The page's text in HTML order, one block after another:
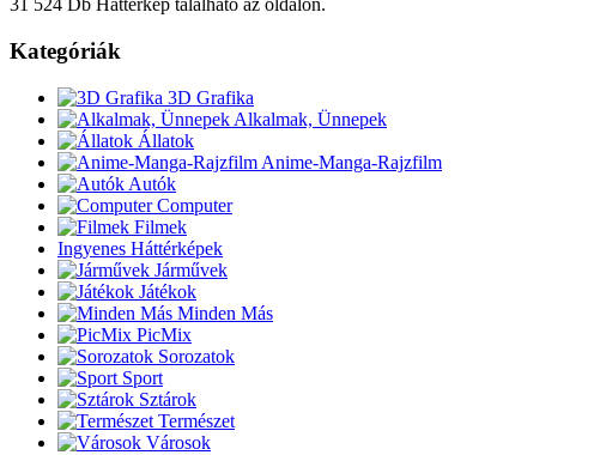
31 524 Db Háttérkép található az oldalon.
Kategóriák
3D Grafika
Alkalmak, Ünnepek
Állatok
Anime-Manga-Rajzfilm
Autók
Computer
Filmek
Ingyenes Háttérképek
Járművek
Játékok
Minden Más
PicMix
Sorozatok
Sport
Sztárok
Természet
Városok